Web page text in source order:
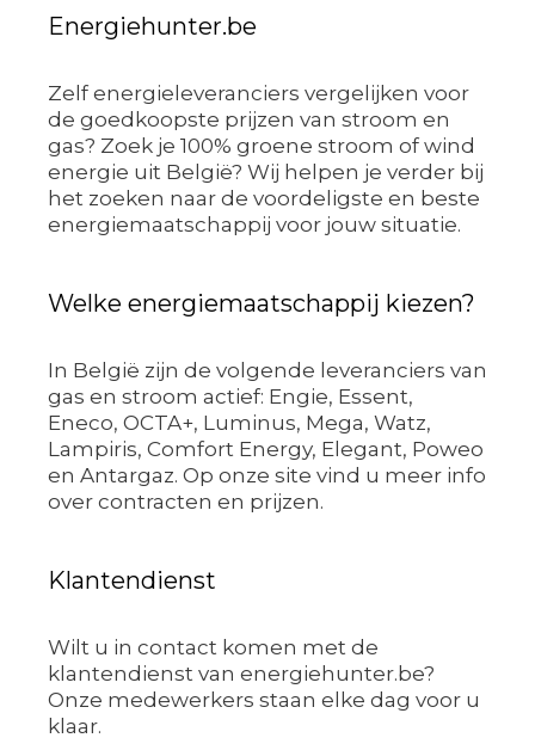
Energiehunter.be
Zelf energieleveranciers vergelijken voor
de goedkoopste prijzen van stroom en
gas? Zoek je 100% groene stroom of wind
energie uit België? Wij helpen je verder bij
het zoeken naar de voordeligste en beste
energiemaatschappij voor jouw situatie.
Welke energiemaatschappij kiezen?
In België zijn de volgende leveranciers van
gas en stroom actief: Engie, Essent,
Eneco, OCTA+, Luminus, Mega, Watz,
Lampiris, Comfort Energy, Elegant, Poweo
en Antargaz. Op onze site vind u meer info
over contracten en prijzen.
Klantendienst
Wilt u in contact komen met de
klantendienst van energiehunter.be?
Onze medewerkers staan elke dag voor u
klaar.